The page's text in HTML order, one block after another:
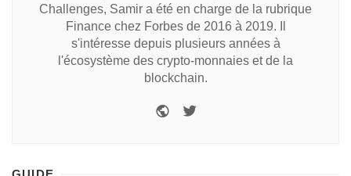
Challenges, Samir a été en charge de la rubrique
Finance chez Forbes de 2016 à 2019. Il
s'intéresse depuis plusieurs années à
l'écosystème des crypto-monnaies et de la
blockchain.